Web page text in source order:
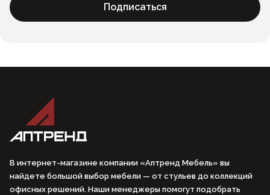
Подписаться
В интернет-магазине компании «Аптренд Мебель» вы
найдете большой выбор мебели — от стульев до коллекций
офисных решений. Наши менеджеры помогут подобрать